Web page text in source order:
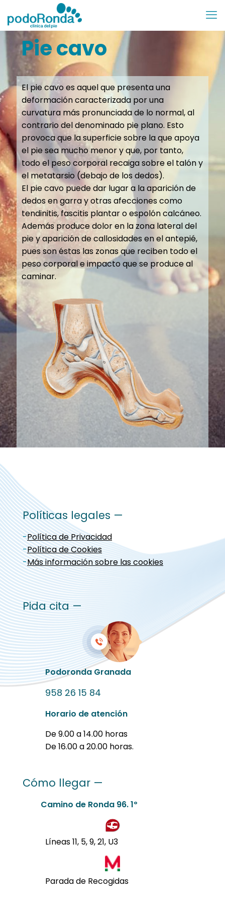
Pie cavo
El pie cavo es aquel que presenta una
deformación caracterizada por una
curvatura más pronunciada de lo normal, al
contrario del denominado pie plano. Esto
provoca que la superficie sobre la que apoya
el pie sea mucho menor y que, por tanto,
todo el peso corporal recaiga sobre el talón y
el metatarsio (debajo de los dedos).
El pie cavo puede dar lugar a la aparición de
dedos en garra y otras afecciones como
tendinitis, fascitis plantar o espolón calcáneo.
Además produce dolor en la zona lateral del
pie y aparición de callosidades en el antepié,
pues son éstas las zonas que reciben todo el
peso corporal e impacto que se produce al
caminar.
Políticas legales —
-Política de Privacidad
-Política de Cookies
-Más información sobre las cookies
Pida cita —
Podoronda Granada
958 26 15 84
Horario de atención
De 9.00 a 14.00 horas
De 16.00 a 20.00 horas.
Cómo llegar —
Camino de Ronda 96. 1º
Líneas 11, 5, 9, 21, U3
Parada de Recogidas